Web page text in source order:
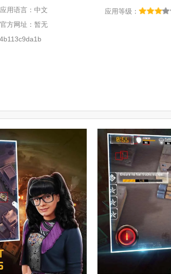
应用语言：中文
应用等级：
官方网址：暂无